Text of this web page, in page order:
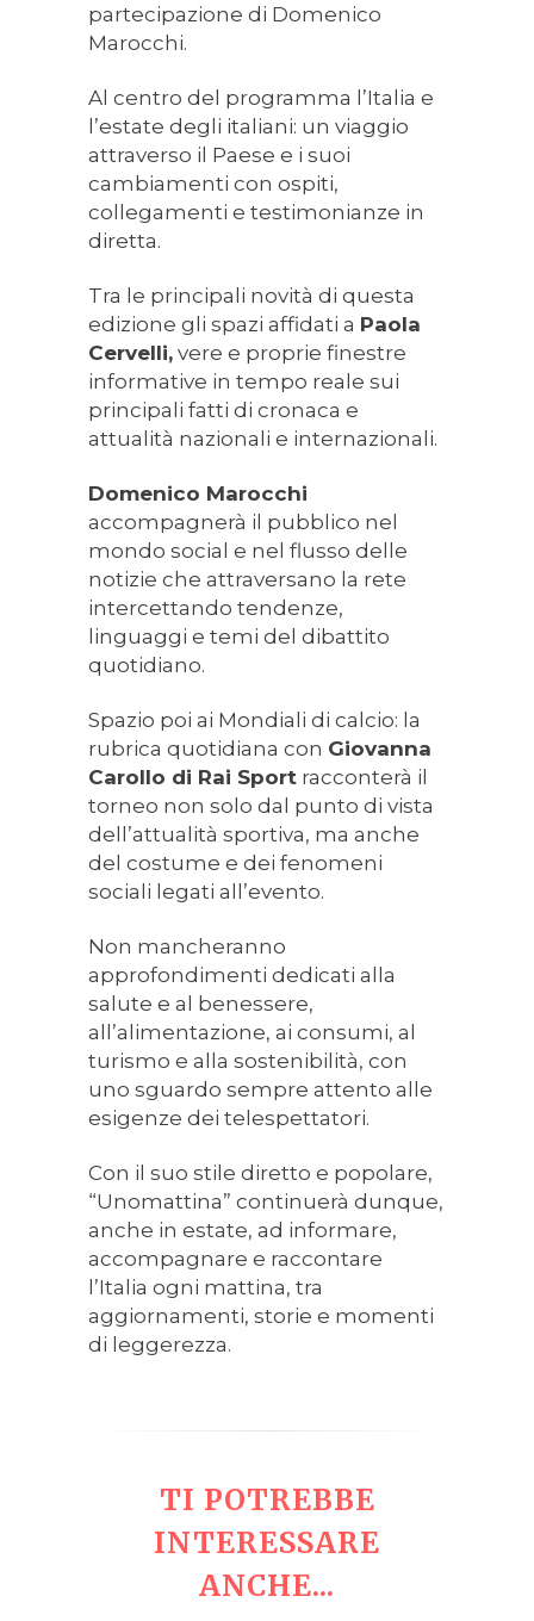
partecipazione di Domenico
Marocchi.
Al centro del programma l’Italia e
l’estate degli italiani: un viaggio
attraverso il Paese e i suoi
cambiamenti con ospiti,
collegamenti e testimonianze in
diretta.
Tra le principali novità di questa
edizione gli spazi affidati a Paola
Cervelli, vere e proprie finestre
informative in tempo reale sui
principali fatti di cronaca e
attualità nazionali e internazionali.
Domenico Marocchi
accompagnerà il pubblico nel
mondo social e nel flusso delle
notizie che attraversano la rete
intercettando tendenze,
linguaggi e temi del dibattito
quotidiano.
Spazio poi ai Mondiali di calcio: la
rubrica quotidiana con Giovanna
Carollo di Rai Sport racconterà il
torneo non solo dal punto di vista
dell’attualità sportiva, ma anche
del costume e dei fenomeni
sociali legati all’evento.
Non mancheranno
approfondimenti dedicati alla
salute e al benessere,
all’alimentazione, ai consumi, al
turismo e alla sostenibilità, con
uno sguardo sempre attento alle
esigenze dei telespettatori.
Con il suo stile diretto e popolare,
“Unomattina” continuerà dunque,
anche in estate, ad informare,
accompagnare e raccontare
l’Italia ogni mattina, tra
aggiornamenti, storie e momenti
di leggerezza.
TI POTREBBE
INTERESSARE
ANCHE...